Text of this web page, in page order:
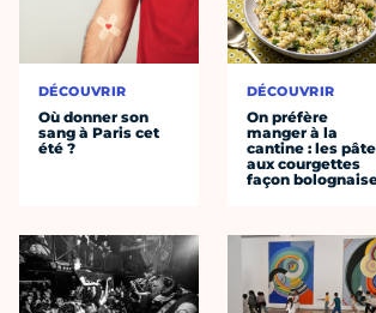
DÉCOUVRIR
Où donner son
sang à Paris cet
été ?
DÉCOUVRIR
On préfère
manger à la
cantine : les
aux courgettes
façon